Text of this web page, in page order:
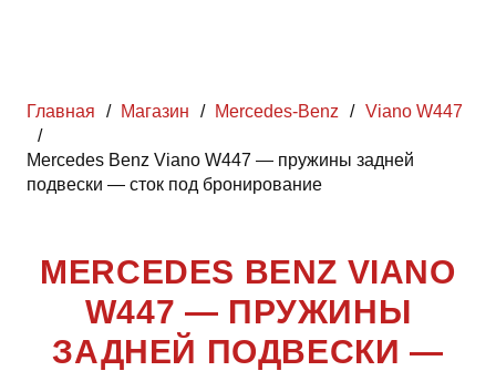
Главная / Магазин / Mercedes-Benz / Viano W447
/
Mercedes Benz Viano W447 — пружины задней
подвески — сток под бронирование
MERCEDES BENZ VIANO
W447 — ПРУЖИНЫ
ЗАДНЕЙ ПОДВЕСКИ —